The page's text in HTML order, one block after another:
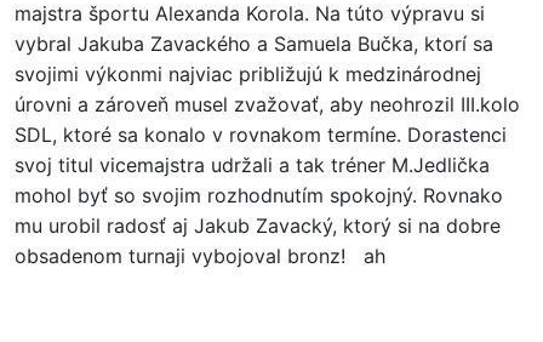
majstra športu Alexanda Korola. Na túto výpravu si
vybral Jakuba Zavackého a Samuela Bučka, ktorí sa
svojimi výkonmi najviac približujú k medzinárodnej
úrovni a zároveň musel zvažovať, aby neohrozil III.kolo
SDL, ktoré sa konalo v rovnakom termíne. Dorastenci
svoj titul vicemajstra udržali a tak tréner M.Jedlička
mohol byť so svojim rozhodnutím spokojný. Rovnako
mu urobil radosť aj Jakub Zavacký, ktorý si na dobre
obsadenom turnaji vybojoval bronz! ah